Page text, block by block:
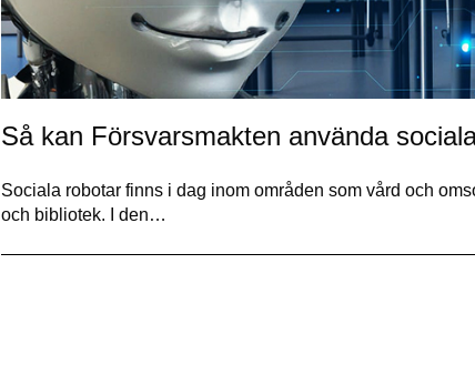
Så kan Försvars­makten använda
Sociala robotar finns i dag inom områden som vård och
och bibliotek. I den…